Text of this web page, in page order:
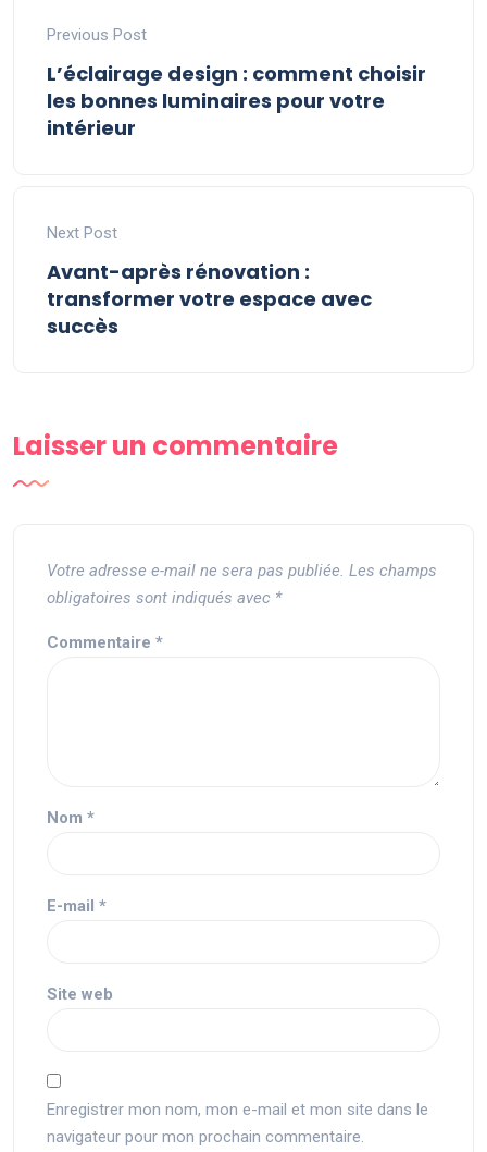
Previous Post
L’éclairage design : comment choisir
les bonnes luminaires pour votre
intérieur
Next Post
Avant-après rénovation :
transformer votre espace avec
succès
Laisser un commentaire
Votre adresse e-mail ne sera pas publiée. Les champs
obligatoires sont indiqués avec *
Commentaire *
Nom *
E-mail *
Site web
Enregistrer mon nom, mon e-mail et mon site dans le
navigateur pour mon prochain commentaire.